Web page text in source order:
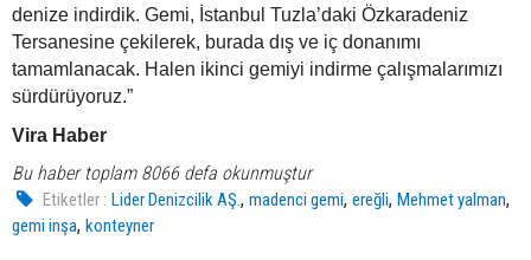
denize indirdik. Gemi, İstanbul Tuzla’daki Özkaradeniz
Tersanesine çekilerek, burada dış ve iç donanımı
tamamlanacak. Halen ikinci gemiyi indirme çalışmalarımızı
sürdürüyoruz.”
Vira Haber
Bu haber toplam 8066 defa okunmuştur
Etiketler : Lider Denizcilik AŞ.,madenci gemi,ereğli,Mehmet yalman,
gemi inşa, konteyner